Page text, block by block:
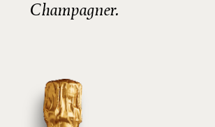
Champagner.